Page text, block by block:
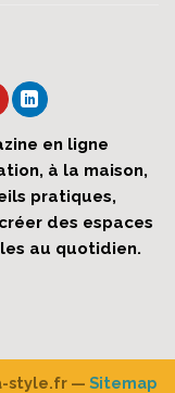
en ligne
à la maison,
pratiques,
des espaces
au quotidien.
style.fr— Sitemap